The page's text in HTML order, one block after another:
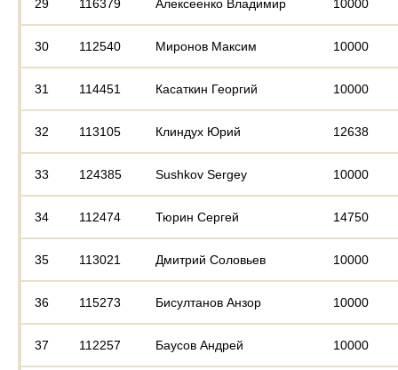
29 116379 Алексеенко Владимир 10000
30 112540 Миронов Максим 10000
31 114451 Касаткин Георгий 10000
32 113105 Клиндух Юрий 12638
33 124385 Sushkov Sergey 10000
34 112474 Тюрин Сергей 14750
35 113021 Дмитрий Соловьев 10000
36 115273 Бисултанов Анзор 10000
37 112257 Баусов Андрей 10000